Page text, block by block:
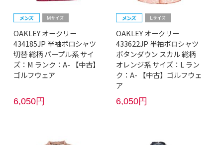
OAKLEY オークリー
434185JP 半袖ポロシャツ
切替 総柄 パープル系 サイ
ズ：M ランク：A- 【中古】
ゴルフウェア
6,050円
OAKLEY オークリー
433622JP 半袖ポロシャツ
ボタンダウン スカル 総柄
オレンジ系 サイズ：L ラン
ク：A- 【中古】ゴルフウェ
ア
6,050円